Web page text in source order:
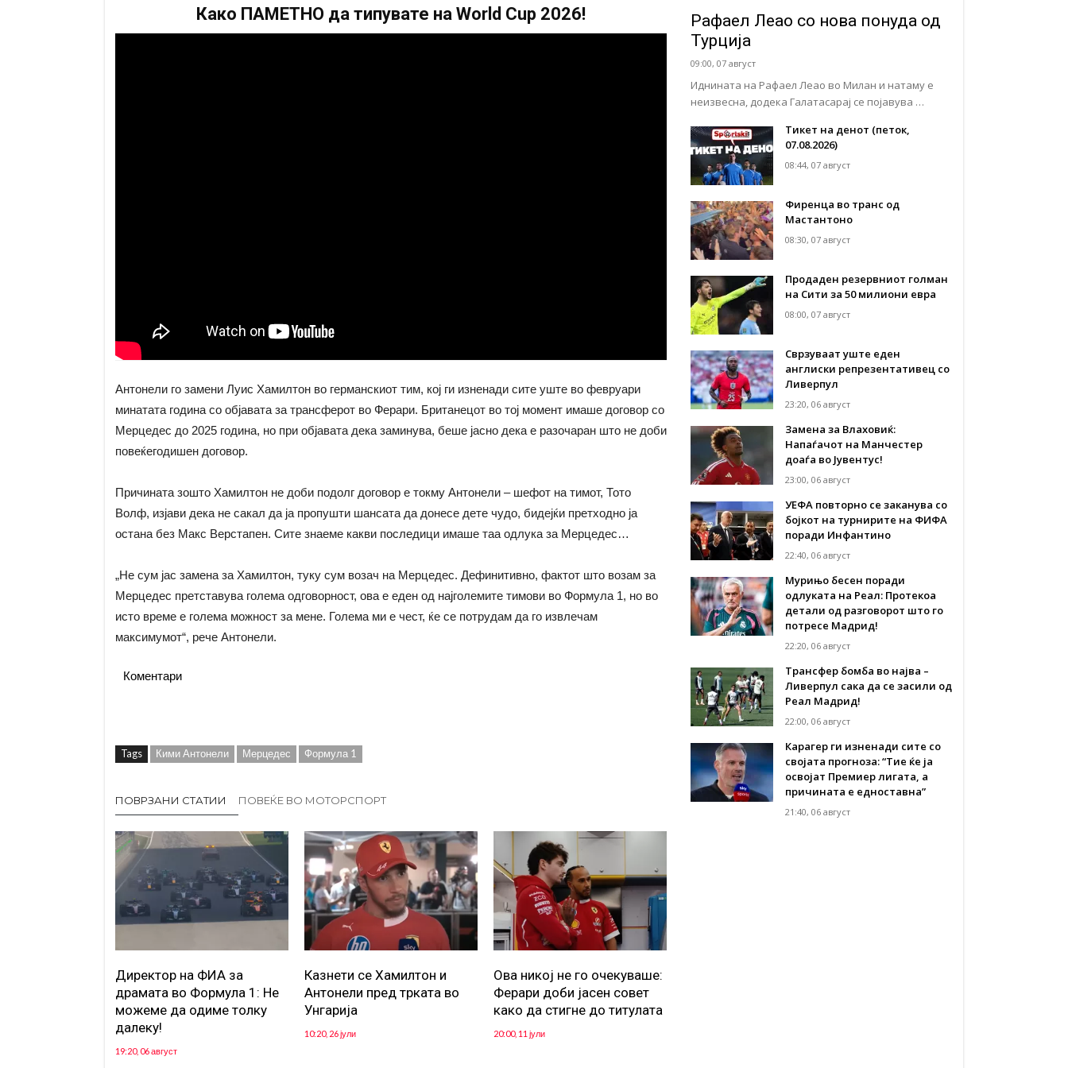
Како ПАМЕТНО да типувате на World Cup 2026!
Антонели го замени Луис Хамилтон во германскиот тим, кој ги изненади сите уште во февруари
минатата година со објавата за трансферот во Ферари. Британецот во тој момент имаше договор со
Мерцедес до 2025 година, но при објавата дека заминува, беше јасно дека е разочаран што не доби
повеќегодишен договор.
Причината зошто Хамилтон не доби подолг договор е токму Антонели – шефот на тимот, Тото
Волф, изјави дека не сакал да ја пропушти шансата да донесе дете чудо, бидејќи претходно ја
остана без Макс Верстапен. Сите знаеме какви последици имаше таа одлука за Мерцедес…
„Не сум јас замена за Хамилтон, туку сум возач на Мерцедес. Дефинитивно, фактот што возам за
Мерцедес претставува голема одговорност, ова е еден од најголемите тимови во Формула 1, но во
исто време е голема можност за мене. Голема ми е чест, ќе се потрудам да го извлечам
максимумот“, рече Антонели.
Коментари
Tags Кими Антонели Мерцедес Формула 1
ПОВРЗАНИ СТАТИИ ПОВЕЌЕ ВО МОТОРСПОРТ
Директор на ФИА за
драмата во Формула 1: Не
можеме да одиме толку
далеку!
19:20, 06 август
Казнети се Хамилтон и
Антонели пред трката во
Унгарија
10:20, 26 јули
Ова никој не го очекуваше:
Ферари доби јасен совет
како да стигне до титулата
20:00, 11 јули
Рафаел Леао со нова понуда од
Турција
09:00, 07 август
Иднината на Рафаел Леао во Милан и натаму е
неизвесна, додека Галатасарај се појавува …
Тикет на денот (петок,
07.08.2026)
08:44, 07 август
Фиренца во транс од
Мастантоно
08:30, 07 август
Продаден резервниот голман
на Сити за 50 милиони евра
08:00, 07 август
Сврзуваат уште еден
англиски репрезентативец со
Ливерпул
23:20, 06 август
Замена за Влаховиќ:
Напаѓачот на Манчестер
доаѓа во Јувентус!
23:00, 06 август
УЕФА повторно се заканува со
бојкот на турнирите на ФИФА
поради Инфантино
22:40, 06 август
Мурињо бесен поради
одлуката на Реал: Протекоа
детали од разговорот што го
потресе Мадрид!
22:20, 06 август
Трансфер бомба во најва –
Ливерпул сака да се засили од
Реал Мадрид!
22:00, 06 август
Карагер ги изненади сите со
својата прогноза: “Тие ќе ја
освојат Премиер лигата, а
причината е едноставна”
21:40, 06 август